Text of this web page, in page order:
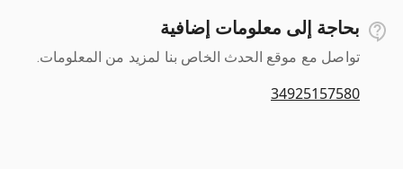
بحاجة إلى معلومات إضافية
تواصل مع موقع الحدث الخاص بنا لمزيد من المعلومات.
34925157580